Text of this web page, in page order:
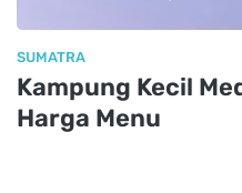
SUMATRA
Kampung Kecil
Harga Menu